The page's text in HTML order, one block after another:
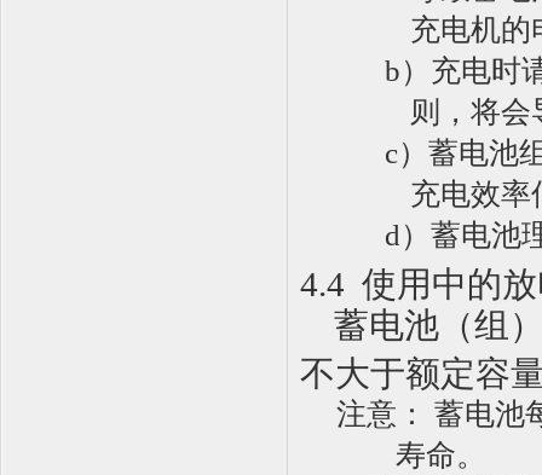
充电机的
b）充电时
则，将
c）蓄电池
充电效
d）蓄电池
4.4 使用中的
蓄电池（组
不大于额定容
注意： 蓄电池
寿命。